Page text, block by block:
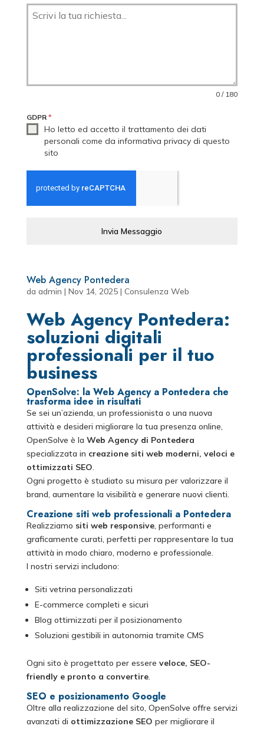
0 / 180
GDPR *
Ho letto ed accetto il trattamento dei dati
personali come da informativa privacy di questo
sito
Invia Messaggio
Web Agency Pontedera
da admin | Nov 14, 2025| Consulenza Web
Web Agency Pontedera:
soluzioni digitali
professionali per il tuo
business
OpenSolve: la Web Agency a Pontedera che
trasforma idee in risultati
Se sei un’azienda, un professionista o una nuova
attività e desideri migliorare la tua presenza online,
OpenSolve è la Web Agency di Pontedera
specializzata in creazione siti web moderni, veloci e
ottimizzati SEO.
Ogni progetto è studiato su misura per valorizzare il
brand, aumentare la visibilità e generare nuovi clienti.
Creazione siti web professionali a Pontedera
Realizziamo siti web responsive, performanti e
graficamente curati, perfetti per rappresentare la tua
attività in modo chiaro, moderno e professionale.
I nostri servizi includono:
Siti vetrina personalizzati
E-commerce completi e sicuri
Blog ottimizzati per il posizionamento
Soluzioni gestibili in autonomia tramite CMS
Ogni sito è progettato per essere veloce, SEO-
friendly e pronto a convertire.
SEO e posizionamento Google
Oltre alla realizzazione del sito, OpenSolve offre servizi
avanzati di ottimizzazione SEO per migliorare il